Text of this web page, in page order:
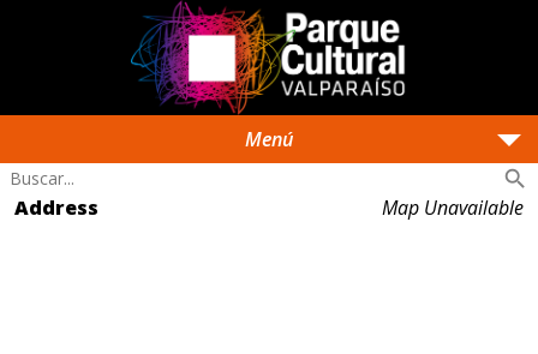
Menú arrow_drop_down
search
Map Unavailable
Address